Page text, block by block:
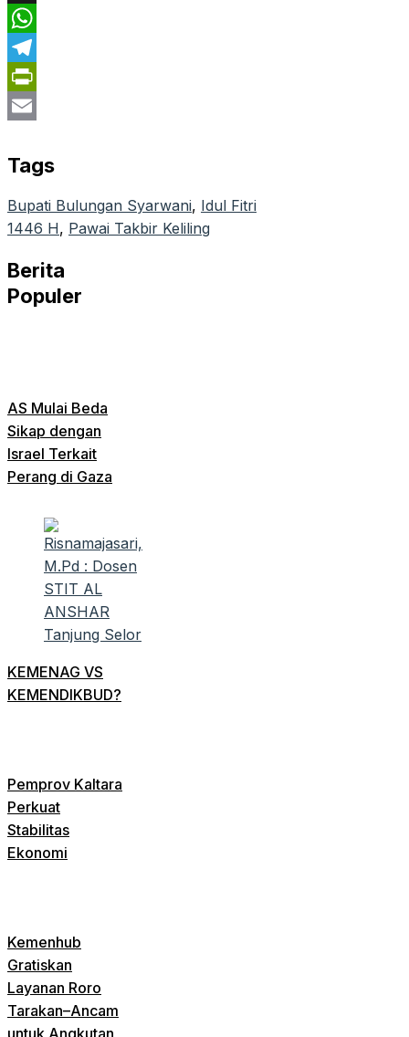
X
WhatsApp
Telegram
PrintFriendly
Tags
Bupati Bulungan Syarwani, Idul Fitri
1446 H, Pawai Takbir Keliling
Berita
Populer
AS Mulai Beda
Sikap dengan
Israel Terkait
Perang di Gaza
KEMENAG VS
KEMENDIKBUD?
Pemprov Kaltara
Perkuat
Stabilitas
Ekonomi
Kemenhub
Gratiskan
Layanan Roro
Tarakan–Ancam
untuk Angkutan